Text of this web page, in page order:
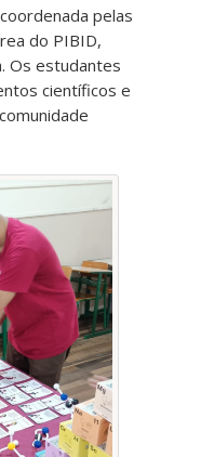
pelas
do PIBID,
Os estudantes
científicos e